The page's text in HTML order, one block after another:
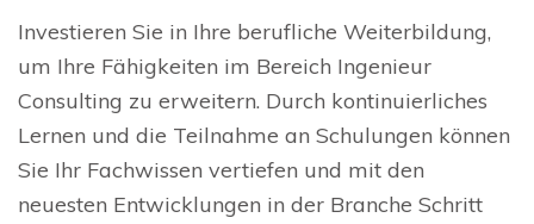
Investieren Sie in Ihre berufliche Weiterbildung,
um Ihre Fähigkeiten im Bereich Ingenieur
Consulting zu erweitern. Durch kontinuierliches
Lernen und die Teilnahme an Schulungen können
Sie Ihr Fachwissen vertiefen und mit den
neuesten Entwicklungen in der Branche Schritt